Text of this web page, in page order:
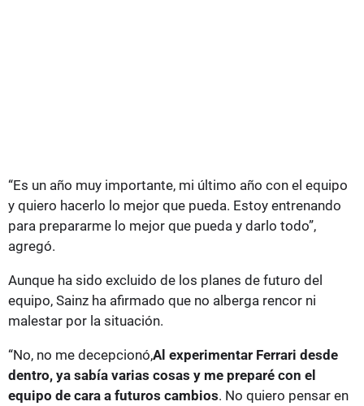
“Es un año muy importante, mi último año con el equipo
y quiero hacerlo lo mejor que pueda. Estoy entrenando
para prepararme lo mejor que pueda y darlo todo”,
agregó.
Aunque ha sido excluido de los planes de futuro del
equipo, Sainz ha afirmado que no alberga rencor ni
malestar por la situación.
“No, no me decepcionó,Al experimentar Ferrari desde
dentro, ya sabía varias cosas y me preparé con el
equipo de cara a futuros cambios. No quiero pensar en